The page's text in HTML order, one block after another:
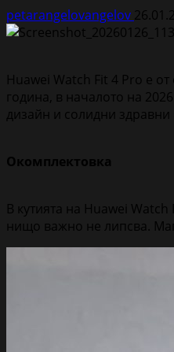
petarangelovangelov
Huawei Watch Fit 4 Pro е
година, в началото на
дизайн и солидни
Окомплектовка
В кутията на Huawei
нищо важно не липсва.